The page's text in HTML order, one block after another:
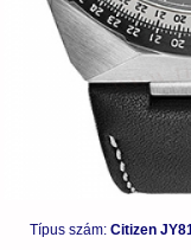
Típus szám: Citizen